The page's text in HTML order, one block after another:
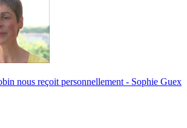
nous reçoit personnellement - Sophie Guex